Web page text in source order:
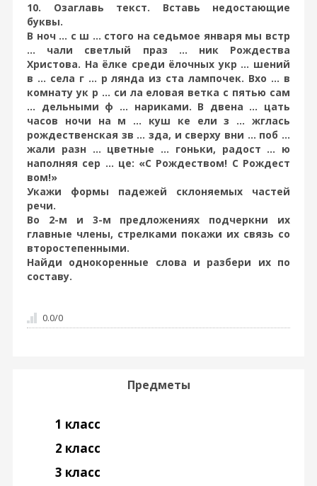
10. Озаглавь текст. Вставь недостающие
буквы.
В ноч ... с ш ... стого на седьмое января мы встр
... чали светлый праз ... ник Рождества
Христова. На ёлке среди ёлочных укр ... шений
в ... села г ... р лянда из ста лампочек. Вхо ... в
комнату ук р ... си ла еловая ветка с пятью сам
... дельными ф ... нариками. В двена ... цать
часов ночи на м ... куш ке ели з ... жглась
рождественская зв ... зда, и сверху вни ... поб ...
жали разн ... цветные ... гоньки, радост ... ю
наполняя сер ... це: «С Рождеством! С Рождест
вом!»
Укажи формы падежей склоняемых частей
речи.
Во 2-м и 3-м предложениях подчеркни их
главные члены, стрелками покажи их связь со
второстепенными.
Найди однокоренные слова и разбери их по
составу.
0.0/0
Предметы
1 класс
2 класс
3 класс